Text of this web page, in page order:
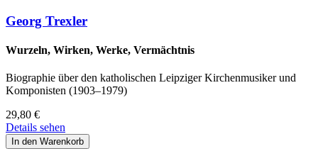
Georg Trexler
Wurzeln, Wirken, Werke, Vermächtnis
Biographie über den katholischen Leipziger Kirchenmusiker und
Komponisten (1903–1979)
29,80 €
Details sehen